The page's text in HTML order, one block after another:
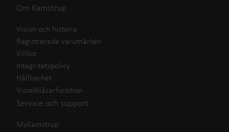
Om Kamstrup
Vision och historia
Registrerade varumärken
Villkor
Integritetspolicy
Hållbarhet
Visselblåsarfunktion
Service och support
MyKamstrup